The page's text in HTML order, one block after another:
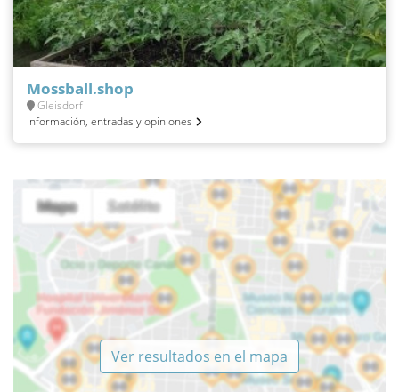
Mossball.shop
Gleisdorf
Información, entradas y opiniones
Ver resultados en el mapa